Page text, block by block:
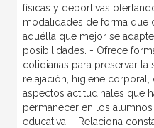
físicas y deportivas
modalidades de forma que
aquélla que mejor se
posibilidades. - Ofrece
cotidianas para preservar la
relajación, higiene corporal,
aspectos actitudinales que
permanecer en los
educativa. - Relaciona